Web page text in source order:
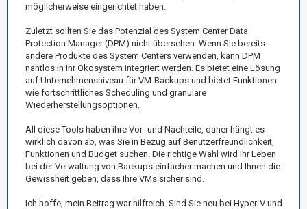
möglicherweise eingerichtet haben.
Zuletzt sollten Sie das Potenzial des System Center Data
Protection Manager (DPM) nicht übersehen. Wenn Sie bereits
andere Produkte des System Centers verwenden, kann DPM
nahtlos in Ihr Ökosystem integriert werden. Es bietet eine Lösung
auf Unternehmensniveau für VM-Backups und bietet Funktionen
wie fortschrittliches Scheduling und granulare
Wiederherstellungsoptionen.
All diese Tools haben ihre Vor- und Nachteile, daher hängt es
wirklich davon ab, was Sie in Bezug auf Benutzerfreundlichkeit,
Funktionen und Budget suchen. Die richtige Wahl wird Ihr Leben
bei der Verwaltung von Backups einfacher machen und Ihnen die
Gewissheit geben, dass Ihre VMs sicher sind.
Ich hoffe, mein Beitrag war hilfreich. Sind Sie neu bei Hyper-V und